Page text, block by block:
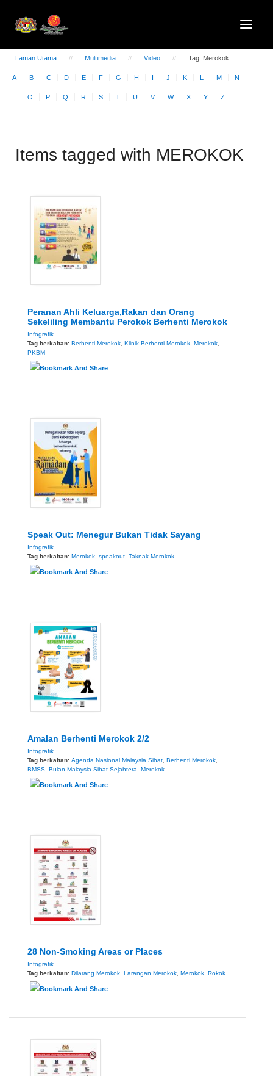
Laman Utama Multimedia Video Tag: Merokok
A B C D E F G H I J K L M N
O P Q R S T U V W X Y Z
Items tagged with MEROKOK
Peranan Ahli Keluarga,Rakan dan Orang
Sekeliling Membantu Perokok Berhenti Merokok
Infografik
Tag berkaitan: Berhenti Merokok, Klinik Berhenti Merokok, Merokok,
PKBM
Speak Out: Menegur Bukan Tidak Sayang
Infografik
Tag berkaitan: Merokok speakout Taknak Merokok
Amalan Berhenti Merokok 2/2
Infografik
Tag berkaitan: Agenda Nasional Malaysia Sihat, Berhenti Merokok,
BMSS, Bulan Malaysia Sihat Sejahtera, Merokok
28 Non-Smoking Areas or Places
Infografik
Tag berkaitan: Dilarang Merokok Larangan Merokok Merokok Rokok